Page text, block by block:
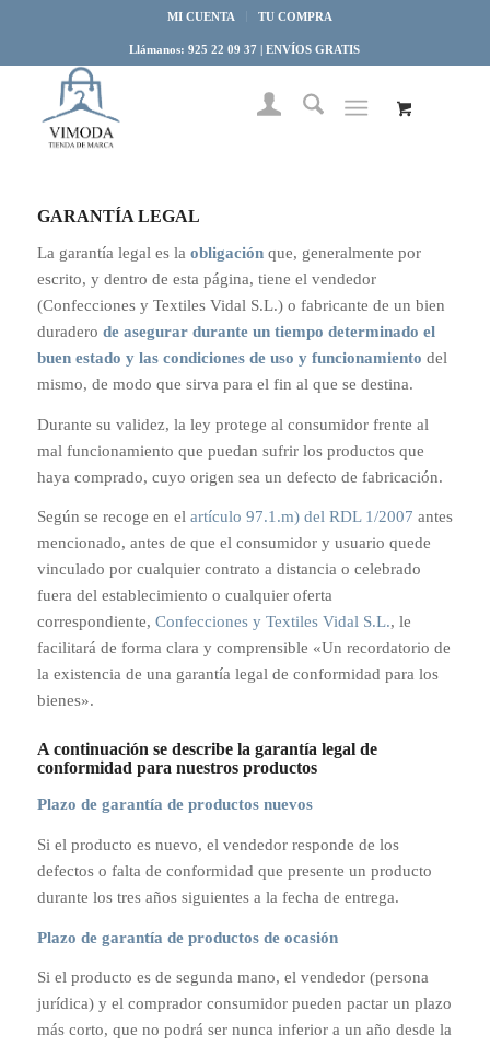
MI CUENTA TU COMPRA
Llámanos: 925 22 09 37 | ENVÍOS GRATIS
GARANTÍA LEGAL
La garantía legal es la obligaciónque, generalmente por
escrito, y dentro de esta página, tiene el vendedor
(Confecciones y Textiles Vidal S.L.) o fabricante de un bien
duradero de asegurar durante un tiempo determinado el
buen estado y las condiciones de uso y funcionamiento del
mismo, de modo que sirva para el fin al que se destina.
Durante su validez, la ley protege al consumidor frente al
mal funcionamiento que puedan sufrir los productos que
haya comprado, cuyo origen sea un defecto de fabricación.
Según se recoge en el artículo 97.1.m) del RDL 1/2007 antes
mencionado, antes de que el consumidor y usuario quede
vinculado por cualquier contrato a distancia o celebrado
fuera del establecimiento o cualquier oferta
correspondiente, Confecciones y Textiles Vidal S.L., le
facilitará de forma clara y comprensible «Un recordatorio de
la existencia de una garantía legal de conformidad para los
bienes».
A continuación se describe la garantía legal de
conformidad para nuestros productos
Plazo de garantía de productos nuevos
Si el producto es nuevo, el vendedor responde de los
defectos o falta de conformidad que presente un producto
durante los tres años siguientes a la fecha de entrega.
Plazo de garantía de productos de ocasión
Si el producto es de segunda mano, el vendedor (persona
jurídica) y el comprador consumidor pueden pactar un plazo
más corto, que no podrá ser nunca inferior a un año desde la